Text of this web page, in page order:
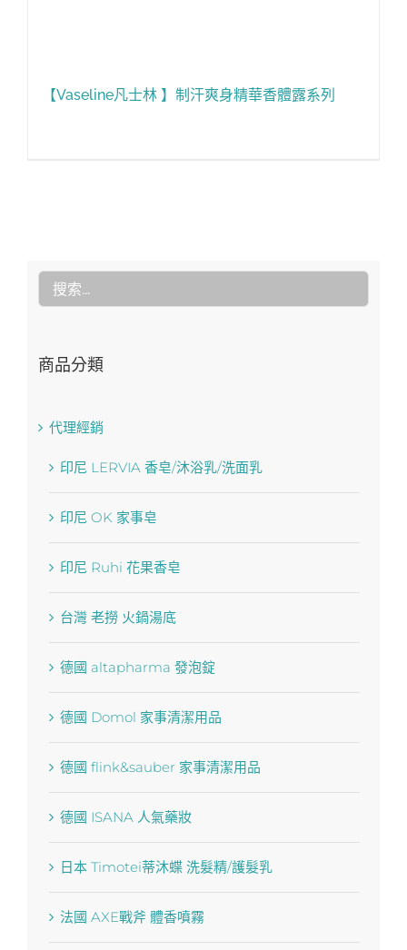
【Vaseline凡士林 】制汗爽身精華香體露系列
商品分類
代理經銷
印尼 LERVIA 香皂/沐浴乳/洗面乳
印尼 OK 家事皂
印尼 Ruhi 花果香皂
台灣 老撈 火鍋湯底
德國 altapharma 發泡錠
德國 Domol 家事清潔用品
德國 flink&sauber 家事清潔用品
德國 ISANA 人氣藥妝
日本 Timotei蒂沐蝶 洗髮精/護髮乳
法國 AXE戰斧 體香噴霧